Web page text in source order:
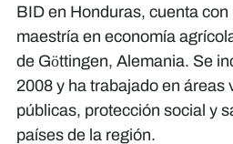
BID en Honduras, cuenta
maestría en economía
de Göttingen, Alemania. Se
2008 y ha trabajado en áreas
públicas, protección social y
países de la región.